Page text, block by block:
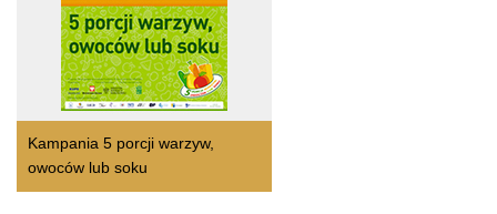
Kampania 5 porcji warzyw,
owoców lub soku